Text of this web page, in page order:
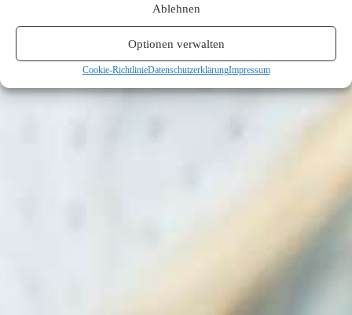
Ablehnen
Optionen verwalten
Cookie-RichtlinieDatenschutzerklärungImpressum